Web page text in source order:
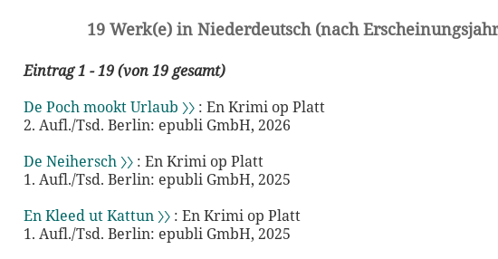
19 Werk(e) in Niederdeutsch (nach
Eintrag 1 - 19 (von 19 gesamt)
De Poch mookt Urlaub 〉〉 : En Krimi op Platt
2. Aufl./Tsd. Berlin: epubli GmbH, 2026
De Neihersch 〉〉 : En Krimi op Platt
1. Aufl./Tsd. Berlin: epubli GmbH, 2025
En Kleed ut Kattun 〉〉 : En Krimi op Platt
1. Aufl./Tsd. Berlin: epubli GmbH, 2025